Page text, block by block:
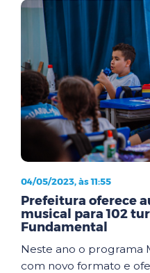
04/05/2023, às 11:55
Prefeitura oferece
musical para 102
Fundamental
Neste ano o programa
com novo formato e